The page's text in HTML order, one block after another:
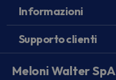
Informazioni
Supporto clienti
Meloni Walter SpA